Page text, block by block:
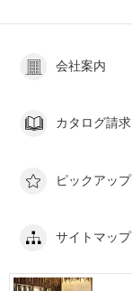
会社案内
カタログ請求
ピックアップ
サイトマップ